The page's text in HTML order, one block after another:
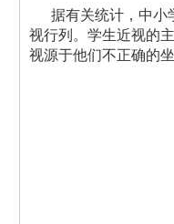
据有关统计，中小
视行列。学生近视的
视源于他们不正确的